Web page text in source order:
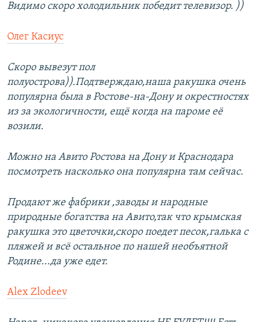
Видимо скоро холодильник победит телевизор. ))
Олег Касиус
Скоро вывезут пол
полуострова)).Подтверждаю,наша ракушка очень
популярна была в Ростове-на-Дону и окрестностях
из за экологичности, ещё когда на пароме её
возили.
Можно на Авито Ростова на Дону и Краснодара
посмотреть насколько она популярна там сейчас.
Продают же фабрики ,заводы и народные
природные богатства на Авито,так что крымская
ракушка это цветочки,скоро поедет песок,галька с
пляжей и всё остальное по нашей необъятной
Родине...да уже едет.
Alex Zlodeev